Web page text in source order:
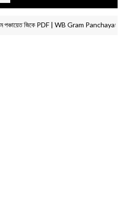
জিকে PDF | WB Gram Panchayat GK